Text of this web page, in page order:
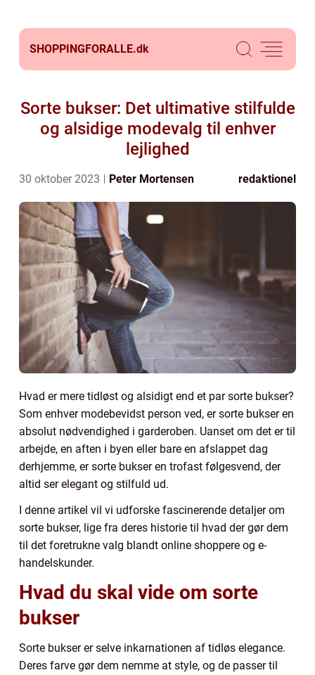
SHOPPINGFORALLE.dk
Sorte bukser: Det ultimative stilfulde
og alsidige modevalg til enhver
lejlighed
30 oktober 2023 Peter Mortensen redaktionel
Hvad er mere tidløst og alsidigt end et par sorte bukser?
Som enhver modebevidst person ved, er sorte bukser en
absolut nødvendighed i garderoben. Uanset om det er til
arbejde, en aften i byen eller bare en afslappet dag
derhjemme, er sorte bukser en trofast følgesvend, der
altid ser elegant og stilfuld ud.
I denne artikel vil vi udforske fascinerende detaljer om
sorte bukser, lige fra deres historie til hvad der gør dem
til det foretrukne valg blandt online shoppere og e-
handelskunder.
Hvad du skal vide om sorte
bukser
Sorte bukser er selve inkarnationen af tidløs elegance.
Deres farve gør dem nemme at style, og de passer til